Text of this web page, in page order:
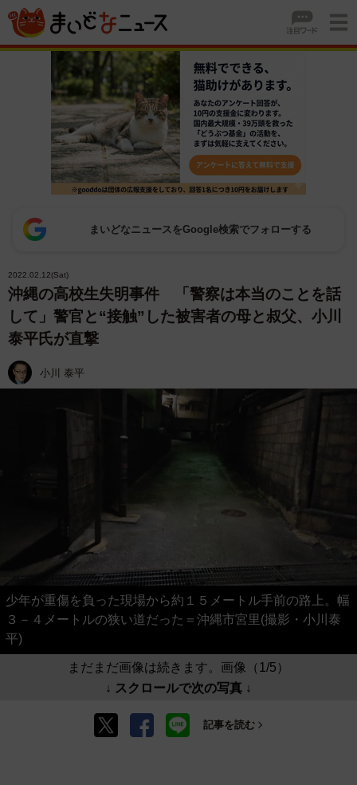
まいどなニュースをGoogle検索でフォローする
2022.02.12(Sat)
沖縄の高校生失明事件 「警察は本当のことを話
して」警官と“接触”した被害者の母と叔父、小川
泰平氏が直撃
小川 泰平
少年が重傷を負った現場から約１５メートル手前の路上。幅
３－４メートルの狭い道だった＝沖縄市宮里(撮影・小川泰
平)
まだまだ画像は続きます。画像（1/5）
↓ スクロールで次の写真 ↓
記事を読む